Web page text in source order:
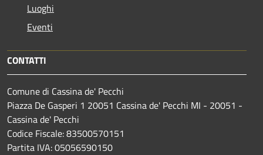
Luoghi
Eventi
CONTATTI
Comune di Cassina de' Pecchi
Piazza De Gasperi 1 20051 Cassina de' Pecchi MI - 20051 -
Cassina de' Pecchi
Codice Fiscale: 83500570151
Partita IVA: 05056590150